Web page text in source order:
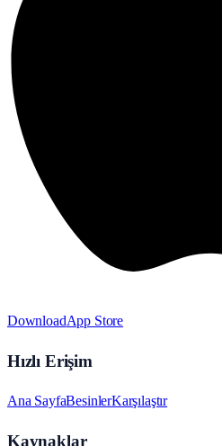
DownloadApp Store
Hızlı Erişim
Ana SayfaBesinlerKarşılaştır
Kaynaklar